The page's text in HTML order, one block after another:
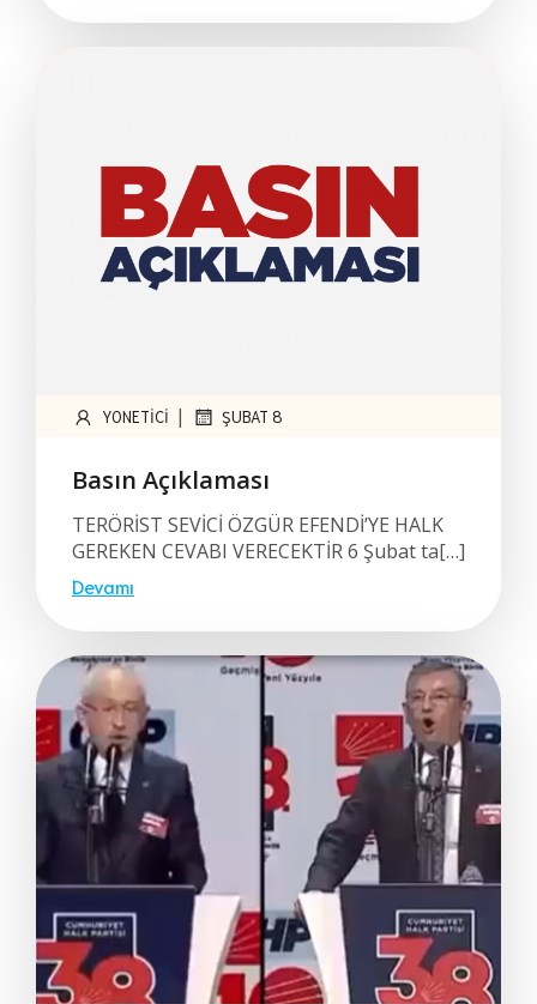
YONETICI | ŞUBAT 8
Basın Açıklaması
TERÖRİST SEVİCİ ÖZGÜR EFENDİ’YE HALK
GEREKEN CEVABI VERECEKTİR 6 Şubat ta[…]
Devamı